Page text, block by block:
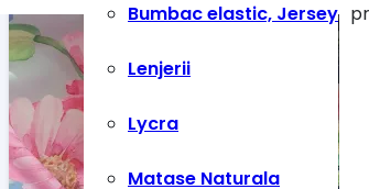
Bumbac elastic, Jersey
Lenjerii
Lycra
Matase Naturala